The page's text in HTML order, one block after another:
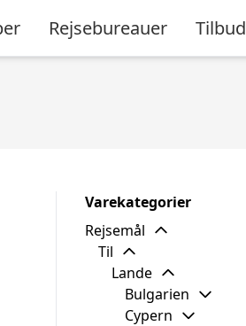
Rejsebureauer Tilbud
Varekategorier
Rejsemål
Til
Lande
Bulgarien
Cypern